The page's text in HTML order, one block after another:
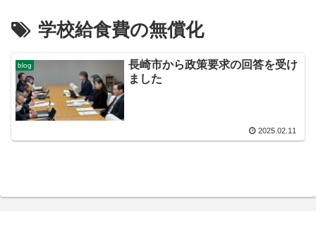
学校給食費の無償化
blog
長崎市から政策要求の回答を受け
ました
2025.02.11